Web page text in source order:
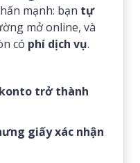
mạnh: bạn tự
mở online, và
có phí dịch vụ.
trở thành
giấy xác nhận